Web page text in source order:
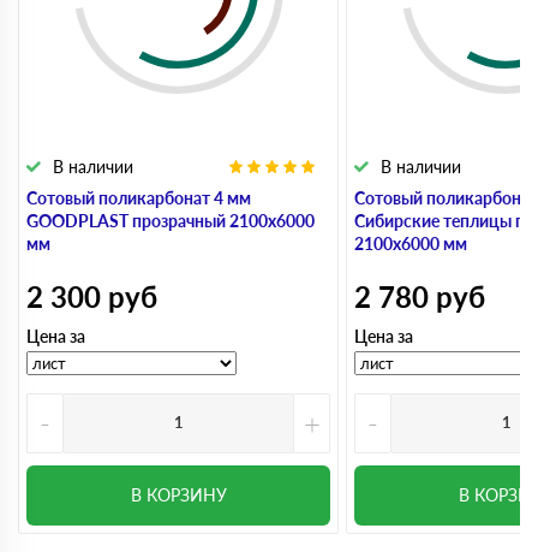
Сотовый поликарбонат 4 мм
GOODPLAST прозрачный 2100х6000
мм
В наличии
2 300 руб
Цена за
- +
В КОРЗИНУ
Сотовый
Сибирские теплицы
2100х6000 мм
В наличии
2 780 руб
Цена за
-
В